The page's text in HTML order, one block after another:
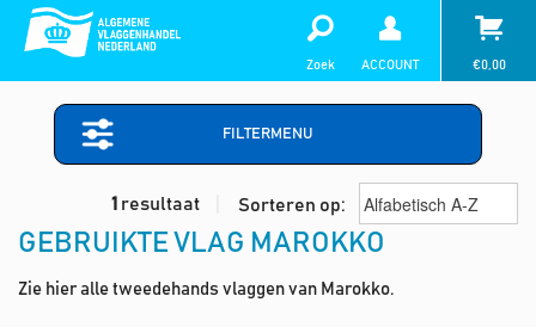
Zoek ACCOUNT €0,00
FILTERMENU
1 resultaat Sorteren op:
GEBRUIKTE VLAG MAROKKO
Zie hier alle tweedehands vlaggen van Marokko.